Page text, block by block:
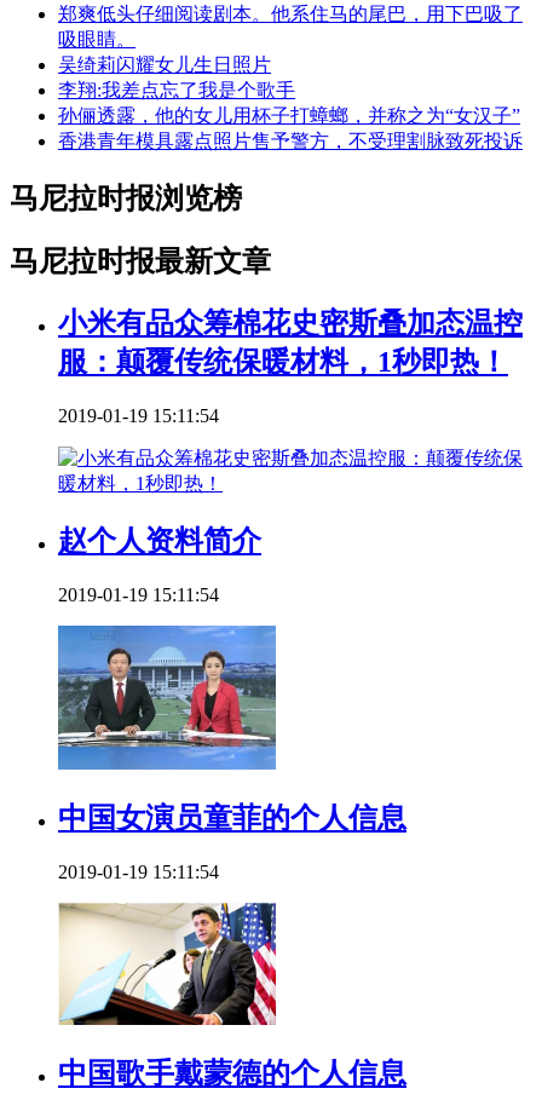
郑爽低头仔细阅读剧本。他系住马的尾巴，用下巴吸了
吸眼睛。
吴绮莉闪耀女儿生日照片
李翔:我差点忘了我是个歌手
孙俪透露，他的女儿用杯子打蟑螂，并称之为“女汉子”
香港青年模具露点照片售予警方，不受理割脉致死投诉
马尼拉时报浏览榜
马尼拉时报最新文章
小米有品众筹棉花史密斯叠加态温控
服：颠覆传统保暖材料，1秒即热！
2019-01-19 15:11:54
赵个人资料简介
2019-01-19 15:11:54
中国女演员童菲的个人信息
2019-01-19 15:11:54
中国歌手戴蒙德的个人信息